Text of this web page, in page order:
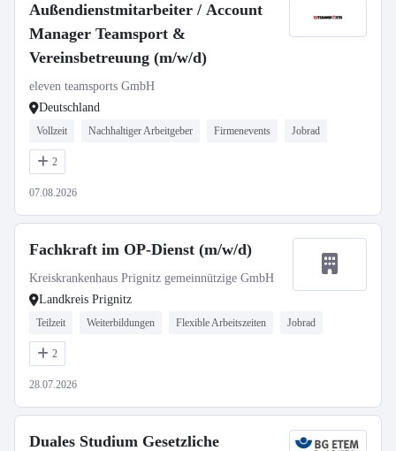
Außendienstmitarbeiter / Account
Manager Teamsport &
Vereinsbetreuung (m/w/d)
eleven teamsports GmbH
Deutschland
Vollzeit Nachhaltiger Arbeitgeber Firmenevents Jobrad
2
07.08.2026
Fachkraft im OP-Dienst (m/w/d)
Kreiskrankenhaus Prignitz gemeinnützige GmbH
Landkreis Prignitz
Teilzeit Weiterbildungen Flexible Arbeitszeiten Jobrad
2
28.07.2026
Duales Studium Gesetzliche